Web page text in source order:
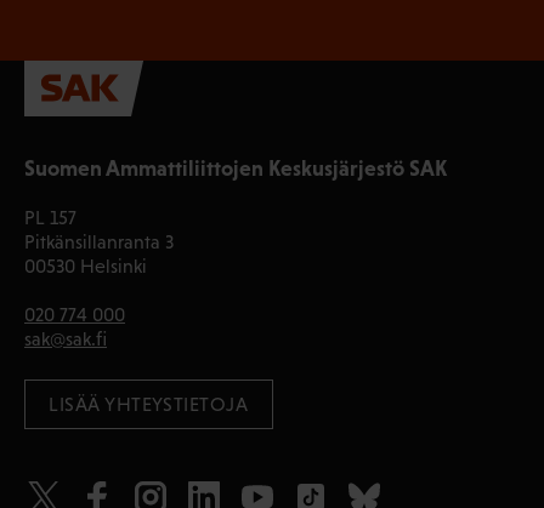
Suomen Ammattiliittojen Keskusjärjestö SAK
PL 157
Pitkänsillanranta 3
00530 Helsinki
020 774 000
sak@sak.fi
LISÄÄ YHTEYSTIETOJA